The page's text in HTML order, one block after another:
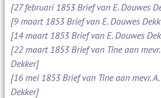
[27 februari 1853 Brief van E. Douwes
[9 maart 1853 Brief van E. Douwes
[14 maart 1853 Brief van E. Douwes
[22 maart 1853 Brief van Tine aan
Dekker]
[16 mei 1853 Brief van Tine aan mevr.
Dekker]